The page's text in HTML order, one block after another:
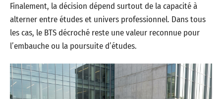
Finalement, la décision dépend surtout de la capacité à
alterner entre études et univers professionnel. Dans tous
les cas, le BTS décroché reste une valeur reconnue pour
l’embauche ou la poursuite d’études.